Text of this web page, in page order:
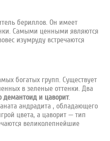
бериллов. Он имеет
Самыми ценными являются
изумруду встречаются
богатых групп. Существует
в зеленые оттенки. Два
демантоид и цаворит.
андрадита , обладающего
цвета, а цаворит — тип
великолепнейшие